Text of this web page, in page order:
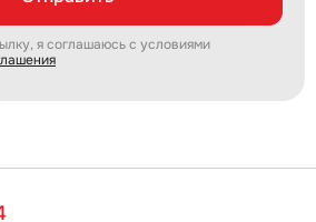
я соглашаюсь с условиями